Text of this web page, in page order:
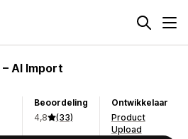
AI Import
Beoordeling
4,8
(33)
Ontwikkelaar
Product
Upload